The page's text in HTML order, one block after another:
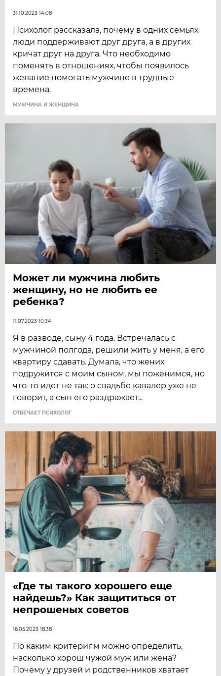
31.10.2023 14:08
Психолог рассказала, почему в одних семьях
люди поддерживают друг друга, а в других
кричат друг на друга. Что необходимо
поменять в отношениях, чтобы появилось
желание помогать мужчине в трудные
времена.
МУЖЧИНА И ЖЕНЩИНА
Может ли мужчина любить
женщину, но не любить ее
ребенка?
11.07.2023 10:34
Я в разводе, сыну 4 года. Встречалась с
мужчиной полгода, решили жить у меня, а его
квартиру сдавать. Думала, что жених
подружится с моим сыном, мы поженимся, но
что-то идет не так: о свадьбе кавалер уже не
говорит, а сын его раздражает...
ОТВЕЧАЕТ ПСИХОЛОГ
«Где ты такого хорошего еще
найдешь?» Как защититься от
непрошеных советов
16.05.2023 18:38
По каким критериям можно определить,
насколько хорош чужой муж или жена?
Почему у друзей и родственников хватает